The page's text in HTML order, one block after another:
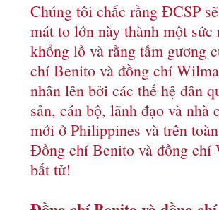
Chúng tôi chắc rằng ĐCSP
mát to lớn này thành một sức
khổng lồ và rằng tấm gương
chí Benito và đồng chí
nhân lên bởi các thế hệ dân
sản, cán bộ, lãnh đạo và nhà
mới ở Philippines và trên
Đồng chí Benito và đồng chí
bất tử!